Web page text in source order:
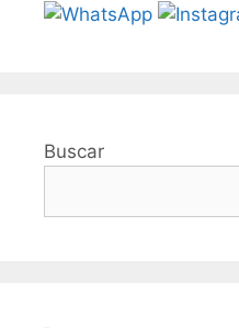
Buscar